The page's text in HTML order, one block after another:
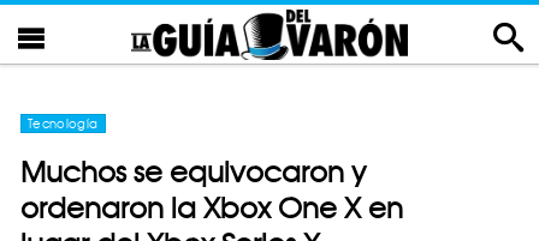
Tecnología
Muchos se equivocaron y
ordenaron la Xbox One X en